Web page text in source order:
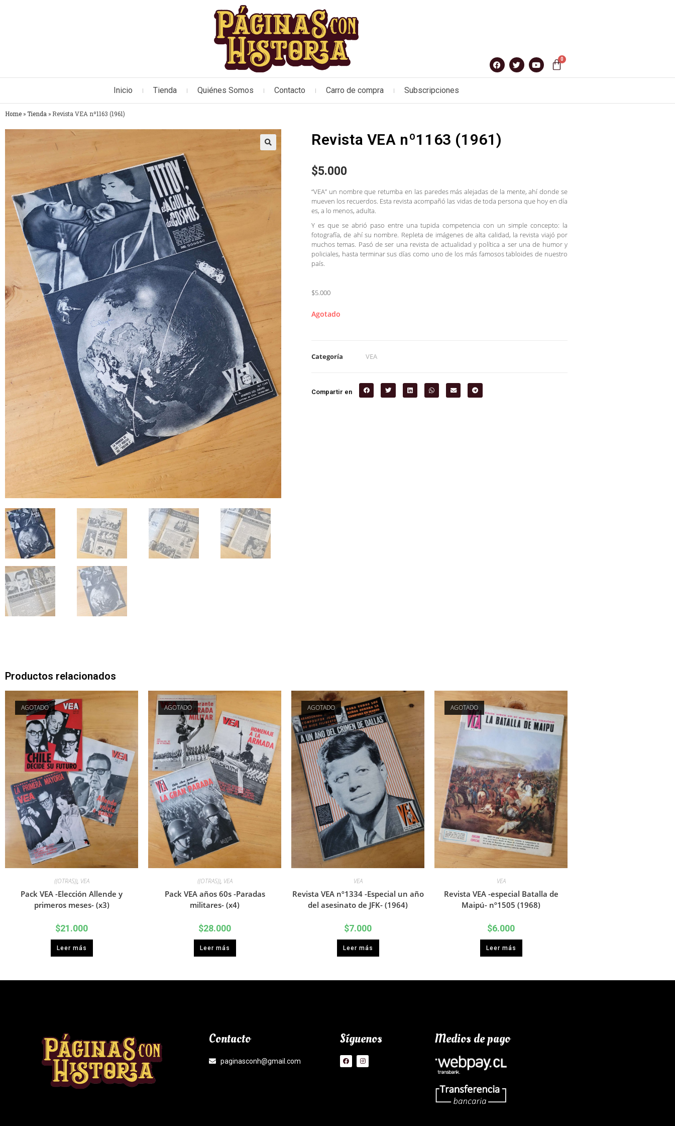
Inicio Tienda Quiénes Somos Contacto Carro de compra Subscripciones
Home » Tienda » Revista VEA nº1163 (1961)
🔍
Revista VEA nº1163 (1961)
$5.000
“VEA” un nombre que retumba en las paredes más alejadas de la mente, ahí donde se
mueven los recuerdos. Esta revista acompañó las vidas de toda persona que hoy en día
es, a lo menos, adulta.
Y es que se abrió paso entre una tupida competencia con un simple concepto: la
fotografía, de ahí su nombre. Repleta de imágenes de alta calidad, la revista viajó por
muchos temas. Pasó de ser una revista de actualidad y política a ser una de humor y
policiales, hasta terminar sus días como uno de los más famosos tabloides de nuestro
país.
$5.000
Agotado
Categoría VEA
Compartir en
Productos relacionados
AGOTADO
((OTRAS)), VEA
Pack VEA -Elección Allende y
primeros meses- (x3)
$21.000
Leer más
AGOTADO
((OTRAS)), VEA
Pack VEA años 60s -Paradas
militares- (x4)
$28.000
Leer más
AGOTADO
VEA
Revista VEA nº1334 -Especial un año
del asesinato de JFK- (1964)
$7.000
Leer más
AGOTADO
VEA
Revista VEA -especial Batalla de
Maipú- nº1505 (1968)
$6.000
Leer más
Contacto
paginasconh@gmail.com
Síguenos Medios de pago